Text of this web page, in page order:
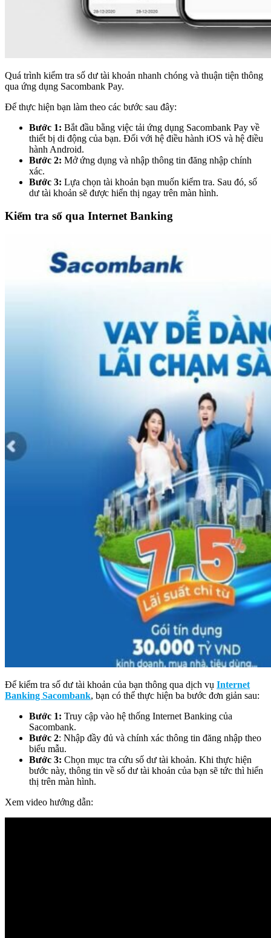
Quá trình kiểm tra số dư tài khoản nhanh chóng và thuận tiện thông
qua ứng dụng Sacombank Pay.
Để thực hiện bạn làm theo các bước sau đây:
Bước 1: Bắt đầu bằng việc tải ứng dụng Sacombank Pay về
thiết bị di động của bạn. Đối với hệ điều hành iOS và hệ điều
hành Android.
Bước 2: Mở ứng dụng và nhập thông tin đăng nhập chính
xác.
Bước 3: Lựa chọn tài khoản bạn muốn kiểm tra. Sau đó, số
dư tài khoản sẽ được hiển thị ngay trên màn hình.
Kiểm tra số qua Internet Banking
Để kiểm tra số dư tài khoản của bạn thông qua dịch vụ Internet
Banking Sacombank, bạn có thể thực hiện ba bước đơn giản sau:
Bước 1: Truy cập vào hệ thống Internet Banking của
Sacombank.
Bước 2: Nhập đầy đủ và chính xác thông tin đăng nhập theo
biểu mẫu.
Bước 3: Chọn mục tra cứu số dư tài khoản. Khi thực hiện
bước này, thông tin về số dư tài khoản của bạn sẽ tức thì hiển
thị trên màn hình.
Xem video hướng dẫn: